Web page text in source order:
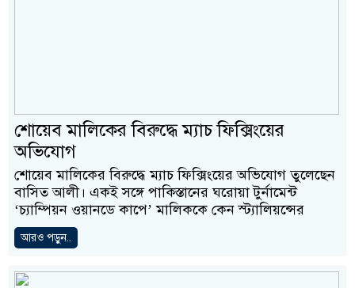
শোয়েব মালিকের বিরুদ্ধে ম্যাচ ফিক্সিংয়ের
অভিযোগ
শোয়েব মালিকের বিরুদ্ধে ম্যাচ ফিক্সিংয়ের অভিযোগ তুলেছেন
বাসিত আলী। একই সঙ্গে পাকিস্তানের ঘরোয়া টুর্নামেন্ট
‘চ্যাম্পিয়ন ওয়ানডে কাপে’ মালিককে কেন স্ট্যালিয়ন্সের
আরও পড়ুন..